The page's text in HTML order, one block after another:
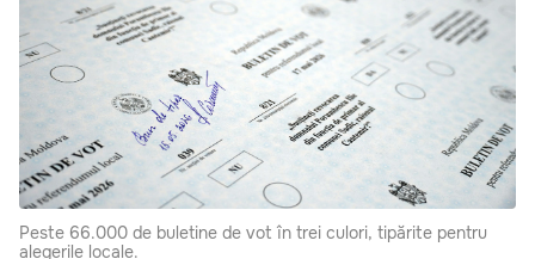
Peste 66.000 de buletine de vot în trei culori, tipărite pentru
alegerile locale.